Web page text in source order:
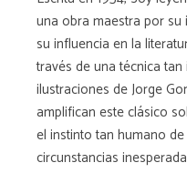
una obra maestra por
su influencia en la
través de una técnica
ilustraciones de Jorge
amplifican este clásico
el instinto tan humano
circunstancias